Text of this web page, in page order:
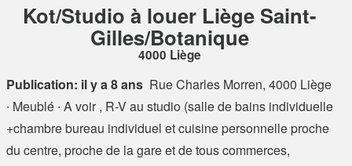
Kot/Studio à louer Liège Saint-
Gilles/Botanique
4000 Liège
Publication: il y a 8 ans Rue Charles Morren, 4000 Liège
∙ Meublé ∙ A voir , R-V au studio (salle de bains individuelle
+chambre bureau individuel et cuisine personnelle proche
du centre, proche de la gare et de tous commerces,